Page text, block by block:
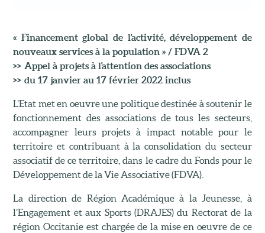
« Financement global de l'activité, développement de
nouveaux services à la population » / FDVA 2
>> Appel à projets à l'attention des associations
>> du 17 janvier au 17 février 2022 inclus
L’Etat met en oeuvre une politique destinée à soutenir le
fonctionnement des associations de tous les secteurs,
accompagner leurs projets à impact notable pour le
territoire et contribuant à la consolidation du secteur
associatif de ce territoire, dans le cadre du Fonds pour le
Développement de la Vie Associative (FDVA).
La direction de Région Académique à la Jeunesse, à
l’Engagement et aux Sports (DRAJES) du Rectorat de la
région Occitanie est chargée de la mise en oeuvre de ce